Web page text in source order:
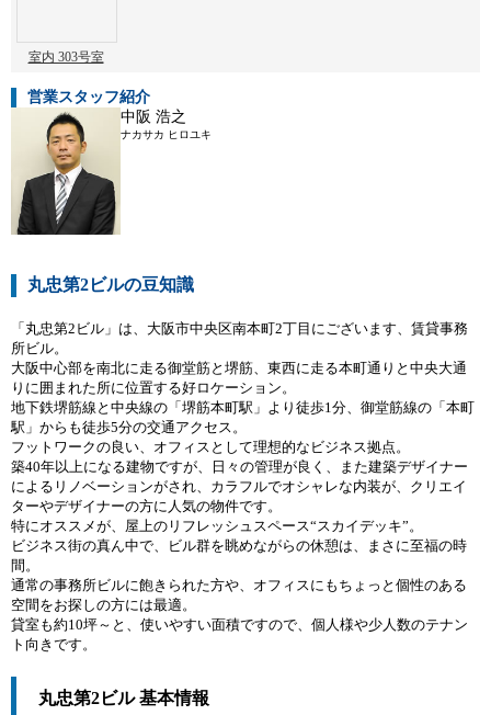
室内 303号室
営業スタッフ紹介
中阪 浩之
ナカサカ ヒロユキ
丸忠第2ビルの豆知識
「丸忠第2ビル」は、大阪市中央区南本町2丁目にございます、賃貸事務
所ビル。
大阪中心部を南北に走る御堂筋と堺筋、東西に走る本町通りと中央大通
りに囲まれた所に位置する好ロケーション。
地下鉄堺筋線と中央線の「堺筋本町駅」より徒歩1分、御堂筋線の「本町
駅」からも徒歩5分の交通アクセス。
フットワークの良い、オフィスとして理想的なビジネス拠点。
築40年以上になる建物ですが、日々の管理が良く、また建築デザイナー
によるリノベーションがされ、カラフルでオシャレな内装が、クリエイ
ターやデザイナーの方に人気の物件です。
特にオススメが、屋上のリフレッシュスペース“スカイデッキ”。
ビジネス街の真ん中で、ビル群を眺めながらの休憩は、まさに至福の時
間。
通常の事務所ビルに飽きられた方や、オフィスにもちょっと個性のある
空間をお探しの方には最適。
貸室も約10坪～と、使いやすい面積ですので、個人様や少人数のテナン
ト向きです。
丸忠第2ビル 基本情報